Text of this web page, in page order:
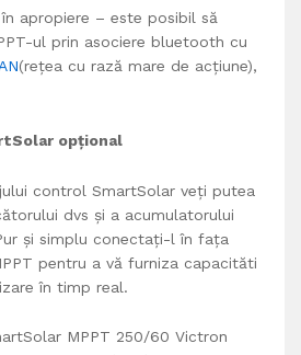
apropiere – este posibil să
ul prin asociere bluetooth cu
(rețea cu rază mare de acțiune),
opțional
control SmartSolar veți putea
dvs și a acumulatorului
și simplu conectați-l în fața
pentru a vă furniza capacităti
în timp real.
MPPT 250/60 Victron